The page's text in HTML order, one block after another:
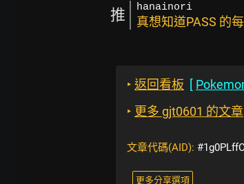
推 hanainori
真想知道PASS 的
‣ 返回看板 [
‣ 更多 gjt0601 的文章
文章代碼(AID): #1g0PLffC
更多分享選項